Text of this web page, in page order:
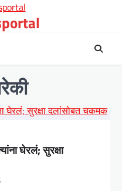
घेरलं; सुरक्षा